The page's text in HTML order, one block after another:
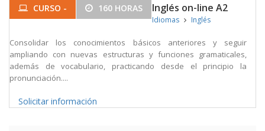
CURSO - 160 HORAS Inglés on-line A2
Idiomas Inglés
Consolidar los conocimientos básicos anteriores y seguir
ampliando con nuevas estructuras y funciones gramaticales,
además de vocabulario, practicando desde el principio la
pronunciación....
Solicitar información